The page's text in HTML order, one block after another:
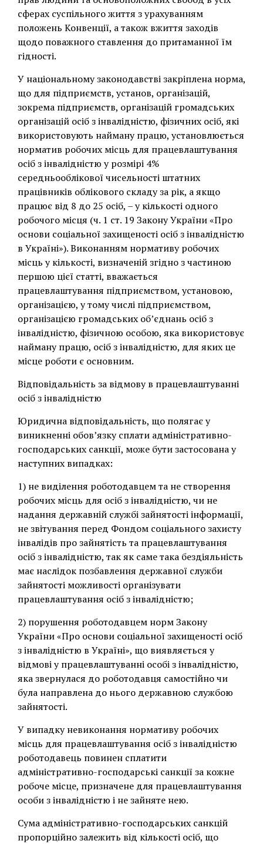
сферах суспільного життя з урахуванням
положень Конвенції, а також вжиття заходів
щодо поважного ставлення до притаманної їм
гідності.
У національному законодавстві закріплена норма,
що для підприємств, установ, організацій,
зокрема підприємств, організацій громадських
організацій осіб з інвалідністю, фізичних осіб, які
використовують найману працю, установлюється
норматив робочих місць для працевлаштування
осіб з інвалідністю у розмірі 4%
середньооблікової чисельності штатних
працівників облікового складу за рік, а якщо
працює від 8 до 25 осіб, – у кількості одного
робочого місця (ч. 1 ст. 19 Закону України «Про
основи соціальної захищеності осіб з інвалідністю
в Україні»). Виконанням нормативу робочих
місць у кількості, визначеній згідно з частиною
першою цієї статті, вважається
працевлаштування підприємством, установою,
організацією, у тому числі підприємством,
організацією громадських об’єднань осіб з
інвалідністю, фізичною особою, яка використовує
найману працю, осіб з інвалідністю, для яких це
місце роботи є основним.
Відповідальність за відмову в працевлаштуванні
осіб з інвалідністю
Юридична відповідальність, що полягає у
виникненні обов’язку сплати адміністративно-
господарських санкції, може бути застосована у
наступних випадках:
1) не виділення роботодавцем та не створення
робочих місць для осіб з інвалідністю, чи не
надання державній службі зайнятості інформації,
не звітування перед Фондом соціального захисту
інвалідів про зайнятість та працевлаштування
осіб з інвалідністю, так як саме така бездіяльність
має наслідок позбавлення державної служби
зайнятості можливості організувати
працевлаштування осіб з інвалідністю;
2) порушення роботодавцем норм Закону
України «Про основи соціальної захищеності осіб
з інвалідністю в Україні», що виявляється у
відмові у працевлаштуванні особі з інвалідністю,
яка звернулася до роботодавця самостійно чи
була направлена до нього державною службою
зайнятості.
У випадку невиконання нормативу робочих
місць для працевлаштування осіб з інвалідністю
роботодавець повинен сплатити
адміністративно-господарські санкції за кожне
робоче місце, призначене для працевлаштування
особи з інвалідністю і не зайняте нею.
Сума адміністративно-господарських санкцій
пропорційно залежить від кількості осіб, що